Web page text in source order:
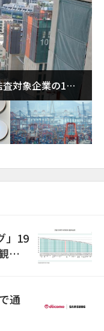
対象企業の1割
増
」19
的
通